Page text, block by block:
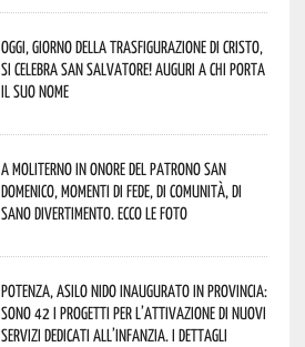
Oggi, giorno della Trasfigurazione di Cristo,
si celebra San Salvatore! Auguri a chi porta
il suo nome
A Moliterno in onore del Patrono San
Domenico, momenti di fede, di comunità, di
sano divertimento. Ecco le foto
Potenza, asilo nido inaugurato in provincia:
sono 42 i progetti per l’attivazione di nuovi
servizi dedicati all’infanzia. I dettagli